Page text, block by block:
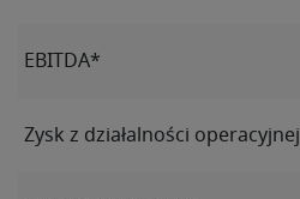
EBITDA*
Zysk z działalności operacyjnej